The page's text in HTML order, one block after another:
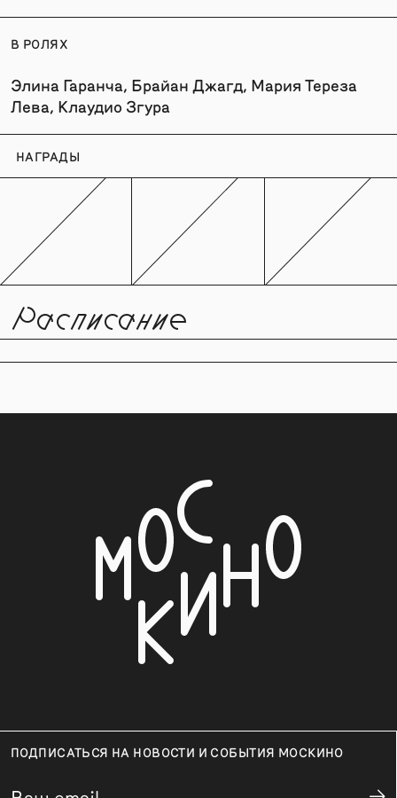
В РОЛЯХ
Элина Гаранча, Брайан Джагд, Мария Тереза
Лева, Клаудио Згура
НАГРАДЫ
Расписание
ПОДПИСАТЬСЯ НА НОВОСТИ И СОБЫТИЯ МОСКИНО